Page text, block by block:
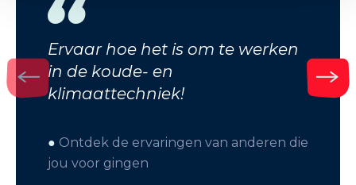
Ervaar hoe het is om te werken
in de koude- en
klimaattechniek!
● Ontdek de ervaringen van anderen die
jou voor gingen